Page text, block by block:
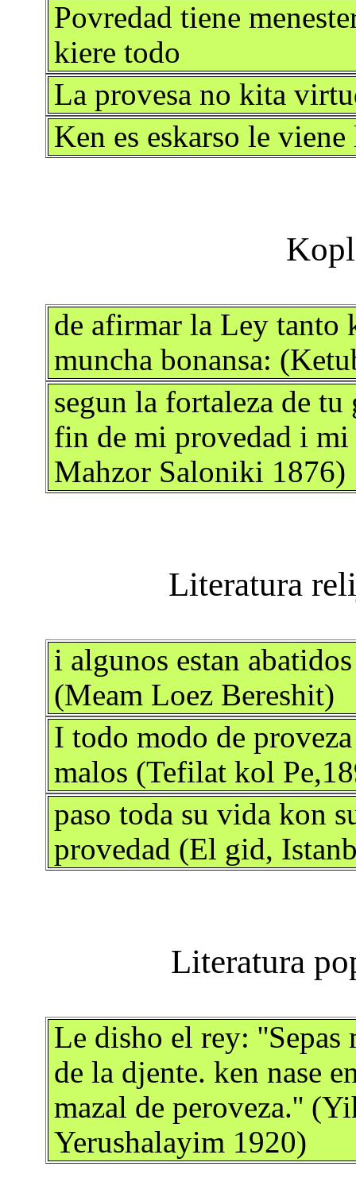
Povredad tiene
kiere todo
La provesa no kita
Ken es eskarso le viene
de afirmar la Ley tanto
muncha bonansa:
segun la fortaleza de tu
fin de mi provedad i
Mahzor Saloniki 1876)
i algunos estan
(Meam Loez Bereshit)
I todo modo de
malos (Tefilat kol
paso toda su vida kon
provedad (El gid,
Le disho el rey:
de la djente. ken nase
mazal de peroveza.''
Yerushalayim 1920)